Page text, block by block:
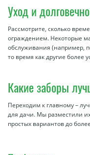
Уход и
Рассмотрите, сколько
ограждением. Некоторые
обслуживания (например,
то время как другие более
Какие заборы
Переходим к главному –
для дачи. Мы разместили
простых вариантов до